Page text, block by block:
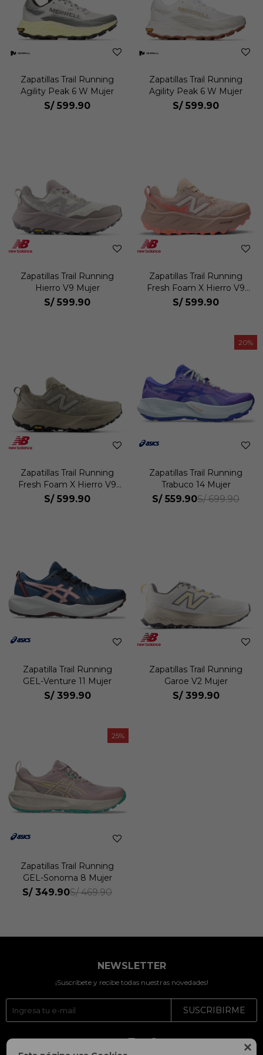

Zapatillas Trail Running
Agility Peak 6 W Mujer
S/ 599.90
Zapatillas Trail Running
Agility Peak 6 W Mujer
S/ 599.90
Zapatillas Trail Running
Hierro V9 Mujer
S/ 599.90
Zapatillas Trail Running
Fresh Foam X Hierro V9
Mujer
S/ 599.90
Zapatillas Trail Running
Fresh Foam X Hierro V9
Mujer
S/ 599.90
20
Zapatillas Trail Running
Trabuco 14 Mujer
S/ 559.90S/ 699.90
Zapatilla Trail Running
GEL-Venture 11 Mujer
S/ 399.90
Zapatillas Trail Running
Garoe V2 Mujer
S/ 399.90
25
Zapatillas Trail Running
GEL-Sonoma 8 Mujer
S/ 349.90S/ 469.90
NEWSLETTER
¡Suscríbete y recibe todas nuestras novedades!
SUSCRIBIRME